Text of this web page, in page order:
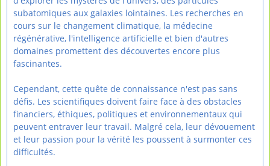
subatomiques aux galaxies lointaines. Les recherches en
cours sur le changement climatique, la médecine
régénérative, l'intelligence artificielle et bien d'autres
domaines promettent des découvertes encore plus
fascinantes.
Cependant, cette quête de connaissance n'est pas sans
défis. Les scientifiques doivent faire face à des obstacles
financiers, éthiques, politiques et environnementaux qui
peuvent entraver leur travail. Malgré cela, leur dévouement
et leur passion pour la vérité les poussent à surmonter ces
difficultés.